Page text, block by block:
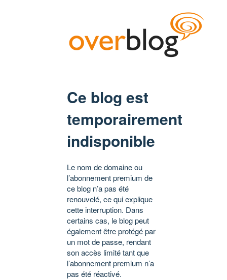
Ce blog est
temporairement
indisponible
Le nom de domaine ou
l’abonnement premium de
ce blog n’a pas été
renouvelé, ce qui explique
cette interruption. Dans
certains cas, le blog peut
également être protégé par
un mot de passe, rendant
son accès limité tant que
l’abonnement premium n’a
pas été réactivé.